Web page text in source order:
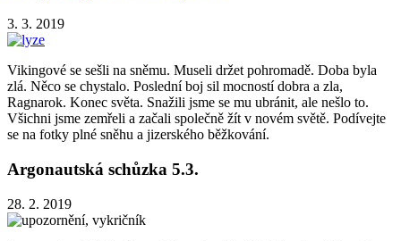
3. 3. 2019
Vikingové se sešli na sněmu. Museli držet pohromadě. Doba byla
zlá. Něco se chystalo. Poslední boj sil mocností dobra a zla,
Ragnarok. Konec světa. Snažili jsme se mu ubránit, ale nešlo to.
Všichni jsme zemřeli a začali společně žít v novém světě. Podívejte
se na fotky plné sněhu a jizerského běžkování.
Argonautská schůzka 5.3.
28. 2. 2019